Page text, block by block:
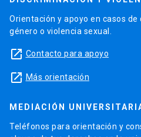
Orientación y apoyo en casos
género o violencia sexual.
launch Contacto para apoyo
launch Más orientación
MEDIACIÓN
Teléfonos para orientación y